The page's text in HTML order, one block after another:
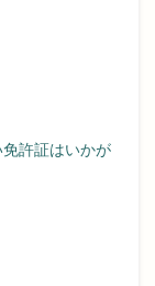
許証はいかが